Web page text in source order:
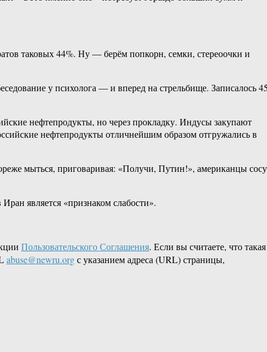
таковых 44%. Ну — берём попкорн, семки, стереоочки и
у психолога — и вперед на стрельбище. Записалось
нефтепродукты, но через прокладку. Индусы закупают
нефтепродукты отличнейшим образом отгружались в
мыться, приговаривая: «Получи, Путин!», американцы
является «признаком слабости».
Пользовательского Соглашения. Если вы считаете, что такая
abuse@newru.orgс указанием адреса (URL) страницы,